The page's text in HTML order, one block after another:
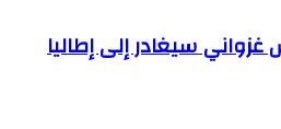
غزواني سيغادر إلى إطاليا